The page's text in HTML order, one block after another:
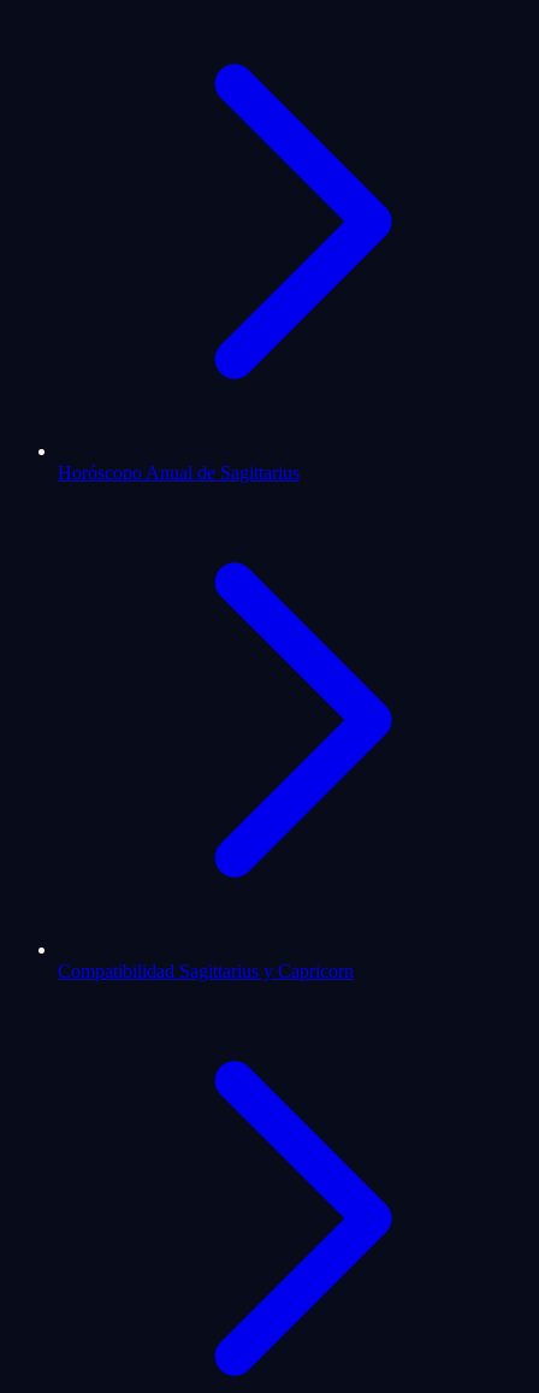
Horóscopo Anual de Sagittarius
Compatibilidad Sagittarius y Capricorn